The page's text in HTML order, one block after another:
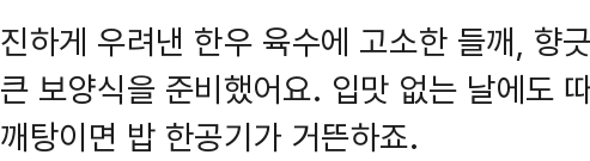
진하게 우려낸 한우 육수에 고소한 들깨, 향
큰 보양식을 준비했어요. 입맛 없는 날에도
깨탕이면 밥 한공기가 거뜬하죠.